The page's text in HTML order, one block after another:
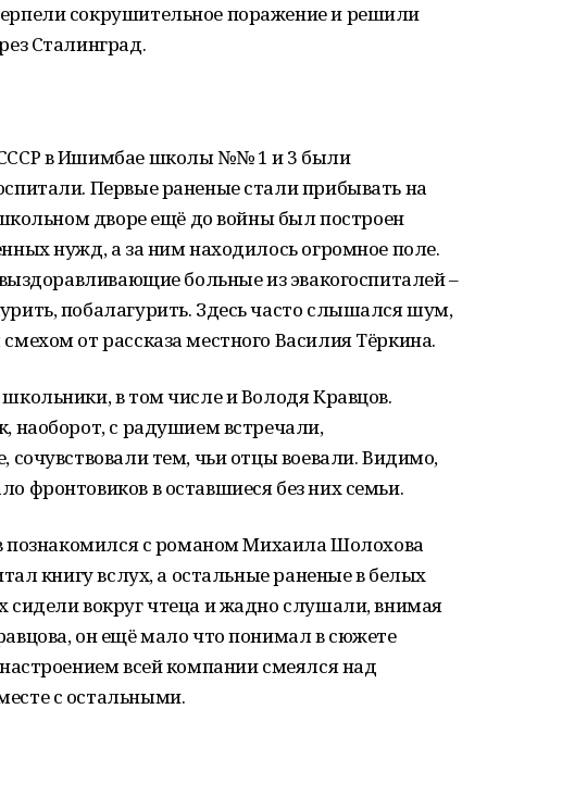
сокрушительное поражение и решили
Сталинград.
в Ишимбае школы №№ 1 и 3 были
Первые раненые стали прибывать на
дворе ещё до войны был построен
нужд, а за ним находилось огромное поле.
больные из эвакогоспиталей –
побалагурить. Здесь часто слышался шум,
от рассказа местного Василия Тёркина.
в том числе и Володя Кравцов.
наоборот, с радушием встречали,
тем, чьи отцы воевали. Видимо,
фронтовиков в оставшиеся без них семьи.
познакомился с романом Михаила Шолохова
книгу вслух, а остальные раненые в белых
вокруг чтеца и жадно слушали, внимая
он ещё мало что понимал в сюжете
всей компании смеялся над
с остальными.